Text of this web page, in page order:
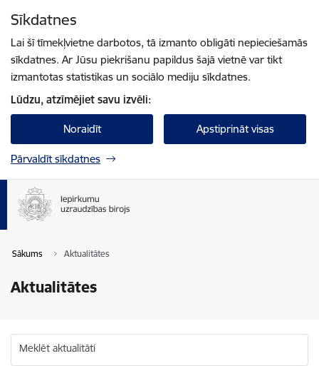
Sīkdatnes
Lai šī tīmekļvietne darbotos, tā izmanto obligāti nepieciešamās
sīkdatnes. Ar Jūsu piekrišanu papildus šajā vietnē var tikt
izmantotas statistikas un sociālo mediju sīkdatnes.
Lūdzu, atzīmējiet savu izvēli:
Noraidīt Apstiprināt visas
Pārvaldīt sīkdatnes
Sākums Aktualitātes
Aktualitātes
Meklēt aktualitāti